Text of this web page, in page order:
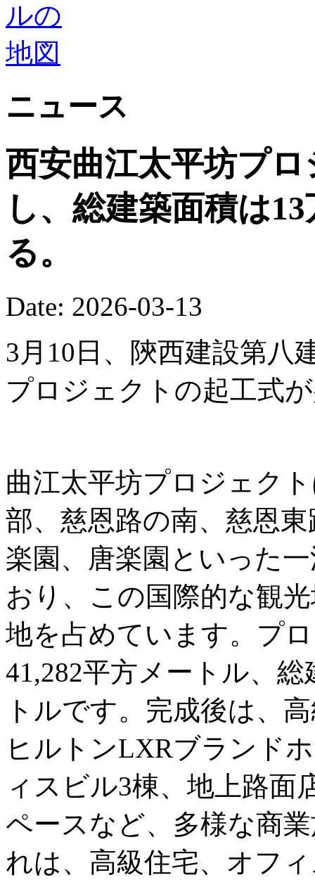
ニュース
西安曲江太平坊プ
し、総建築面積は
る。
Date: 2026-03-13
3月10日、陝西建設第八
プロジェクトの起工式
曲江太平坊プロジェク
部、慈恩路の南、慈恩
楽園、唐楽園といった
おり、この国際的な観
地を占めています。プ
41,282平方メートル、
トルです。完成後は、
ヒルトンLXRブランド
ィスビル3棟、地上路面
ペースなど、多様な商
れは、高級住宅、オフ